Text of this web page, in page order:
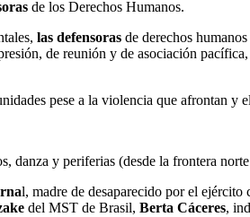
de los Derechos Humanos.
las defensoras de derechos
de reunión y de asociación
pese a la violencia que afrontan y
danza y periferias (desde la frontera
l, madre de desaparecido por el ejército
del MST de Brasil, Berta Cáceres,